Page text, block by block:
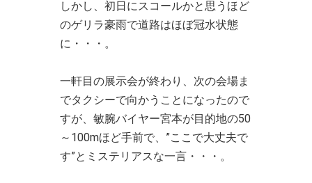
しかし、初日にスコールかと思うほど
のゲリラ豪雨で道路はほぼ冠水状態
に・・・。
一軒目の展示会が終わり、次の会場ま
でタクシーで向かうことになったので
すが、敏腕バイヤー宮本が目的地の50
～100mほど手前で、”ここで大丈夫で
す”とミステリアスな一言・・・。